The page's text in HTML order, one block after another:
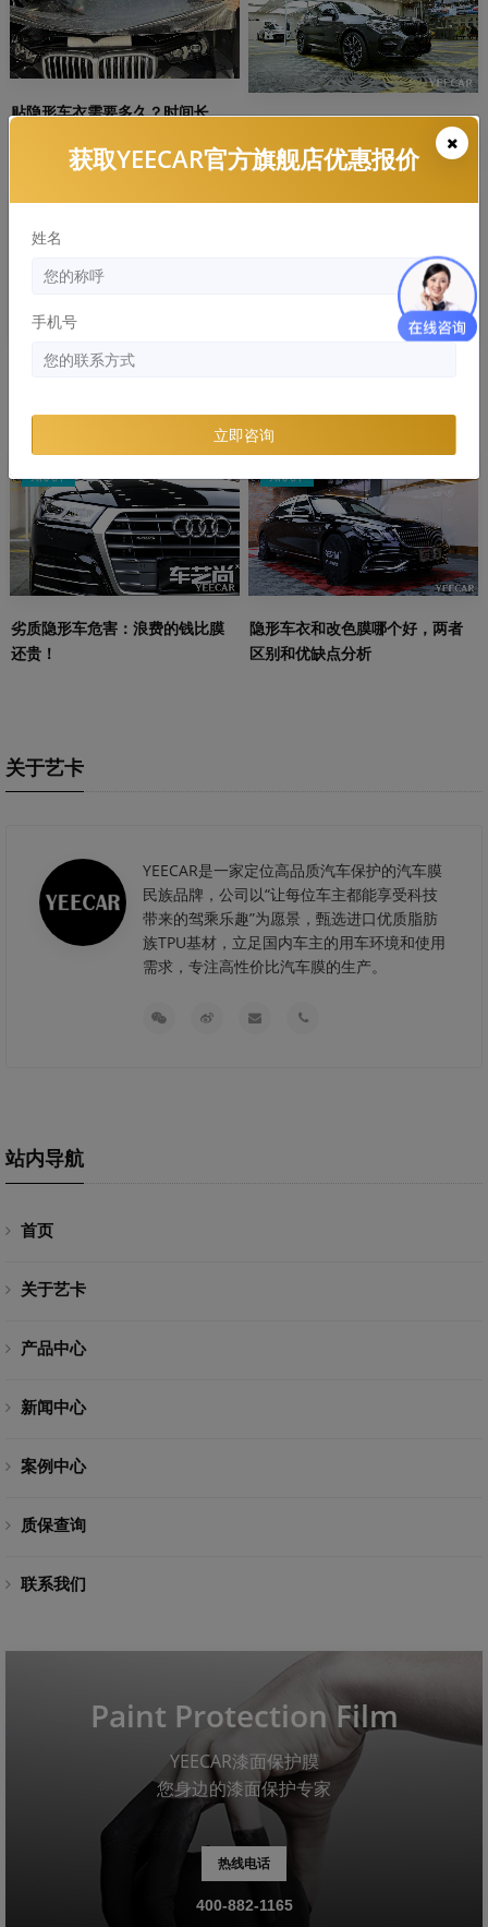
贴隐形车衣需要多久？时间长
隐形车衣常见的材质有哪些，哪
知识库
劣质隐形车危害：浪费的钱比膜
还贵！
知识库
隐形车衣和改色膜哪个好，两者
区别和优缺点分析
关于艺卡
YEECAR是一家定位高品质汽车保护的汽车膜
民族品牌，公司以“让每位车主都能享受科技
带来的驾乘乐趣”为愿景，甄选进口优质脂肪
族TPU基材，立足国内车主的用车环境和使用
需求，专注高性价比汽车膜的生产。
站内导航
首页
关于艺卡
产品中心
新闻中心
案例中心
质保查询
联系我们
Paint Protection Film
YEECAR漆面保护膜
您身边的漆面保护专家
热线电话
400-882-1165
获取YEECAR官方旗舰店优惠报价
姓名
手机号
立即咨询